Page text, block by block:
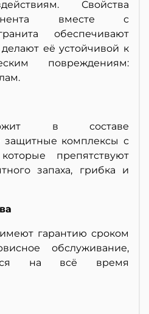
Свойства
вместе с
обеспечивают
её устойчивой к
повреждениям:
в составе
защитные комплексы с
препятствуют
запаха, грибка и
гарантию сроком
обслуживание,
на всё время